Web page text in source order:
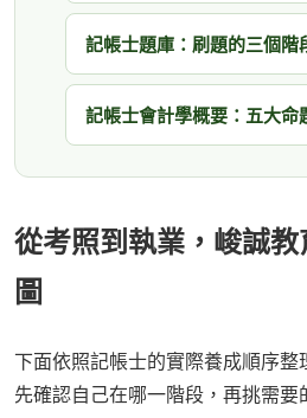
記帳士題庫：刷題的三個階
記帳士會計學概要：五大命
從考照到執業，峻誠
圖
下面依照記帳士的實際養成順序
先確認自己在哪一階段，再挑需要